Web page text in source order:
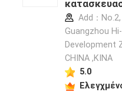
Add：
Guangzhou
Development
CHINA ,ΚΙΝΑ
5.0